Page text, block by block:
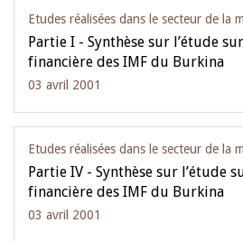
Etudes réalisées dans le secteur de la
Partie I - Synthèse sur l’étude
financière des IMF du Burkina
03 avril 2001
Etudes réalisées dans le secteur de la
Partie IV - Synthèse sur l’étude
financière des IMF du Burkina
03 avril 2001